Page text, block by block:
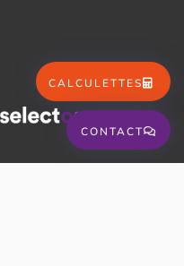
CALCULETTES
CONTACT